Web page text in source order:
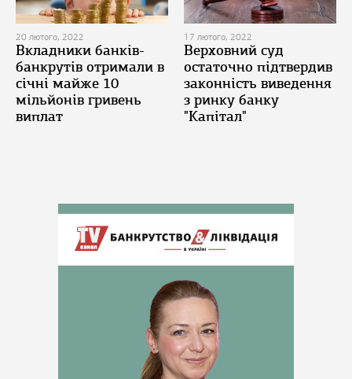
20 лютого, 2022
Вкладники банків-
банкрутів отримали в
січні майже 10
мільйонів гривень
виплат
17 лютого, 2022
Верховний суд
остаточно підтвердив
законність виведення
з ринку банку
"Капітал"